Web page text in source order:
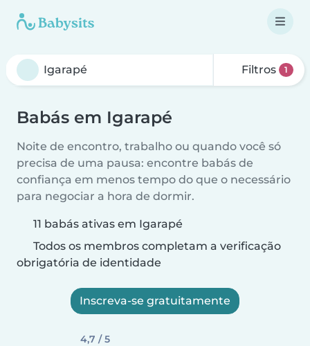
Filtros 1
Babás em Igarapé
Noite de encontro, trabalho ou quando você só
precisa de uma pausa: encontre babás de
confiança em menos tempo do que o necessário
para negociar a hora de dormir.
11 babás ativas em Igarapé
Todos os membros completam a verificação
obrigatória de identidade
Inscreva-se gratuitamente
4,7 / 5